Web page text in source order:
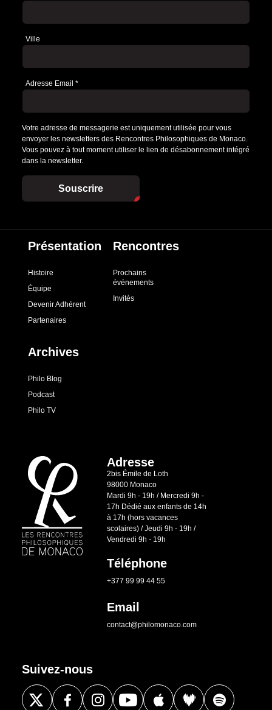
Ville
Adresse Email *
Votre adresse de messagerie est uniquement utilisée pour vous
envoyer les newsletters des Rencontres Philosophiques de Monaco.
Vous pouvez à tout moment utiliser le lien de désabonnement intégré
dans la newsletter.
Souscrire
Présentation
Histoire
Équipe
Devenir Adhérent
Partenaires
Rencontres
Prochains
événements
Invités
Archives
Philo Blog
Podcast
Philo TV
Adresse
2bis Émile de Loth
98000 Monaco
Mardi 9h - 19h / Mercredi 9h -
17h Dédié aux enfants de 14h
à 17h (hors vacances
scolaires) / Jeudi 9h - 19h /
Vendredi 9h - 19h
Téléphone
+377 99 99 44 55
Email
contact@philomonaco.com
Suivez-nous